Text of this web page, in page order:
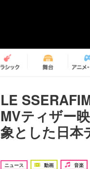
LE
MVティザー
象とした日本
ニュース 動画 音楽